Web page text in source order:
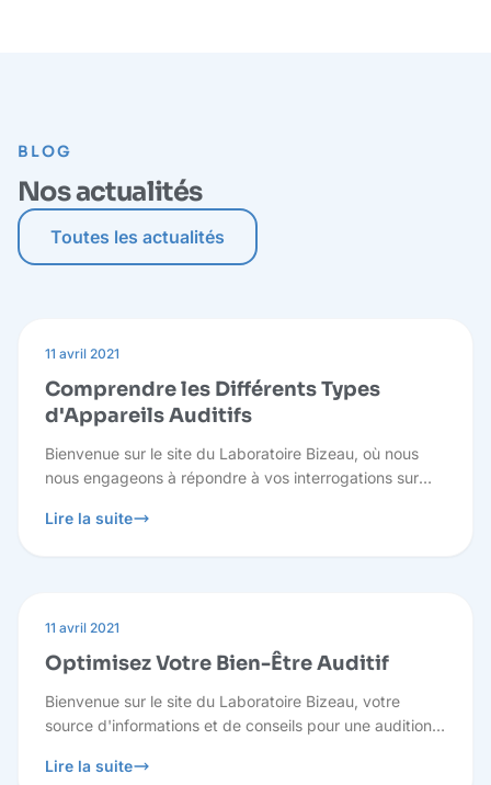
BLOG
Nos actualités
Toutes les actualités
11 avril 2021
Comprendre les Différents Types
d'Appareils Auditifs
Bienvenue sur le site du Laboratoire Bizeau, où nous
nous engageons à répondre à vos interrogations sur
pour prendre des décisions éclairées concernant votre
Lire la suite
11 avril 2021
Optimisez Votre Bien-Être Auditif
Bienvenue sur le site du Laboratoire Bizeau, votre
source d'informations et de conseils pour une audition
des questions, c'est pourquoi nous sommes là pour
Lire la suite